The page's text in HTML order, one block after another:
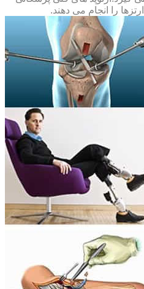
را انجام می دهند.